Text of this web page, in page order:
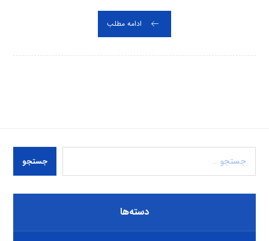
ادامه مطلب
جستجو
دسته‌ها